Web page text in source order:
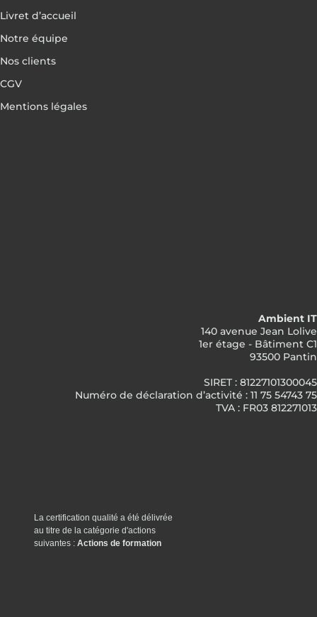
Livret d’accueil
Notre équipe
Nos clients
CGV
Mentions légales
Ambient IT
140 avenue Jean Lolive
1er étage - Bâtiment C1
93500 Pantin
SIRET : 81227101300045
Numéro de déclaration d’activité : 11 75 54743 75
TVA : FR03 812271013
La certification qualité a été délivrée
au titre de la catégorie d'actions
suivantes : Actions de formation